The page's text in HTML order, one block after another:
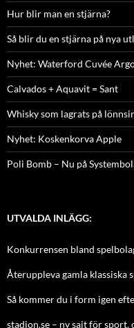
Hur blir man en stjärna?
Så blir du en stjärna på nya
Nyhet: Waterford Cuvée
Calvados + Aquavit = Sant
Whisky som lagrats på
Nyhet: Koskenkorva Apple
Poli Bomb – Nu på
UTVALDA INLÄGG:
Konkurrensen bland
Återuppleva gamla klassiska
Så kommer du i form igen
stadion.se – ny sajt för sport,